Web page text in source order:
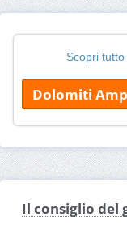
Scopri tutto
Dolomiti
Il consiglio del